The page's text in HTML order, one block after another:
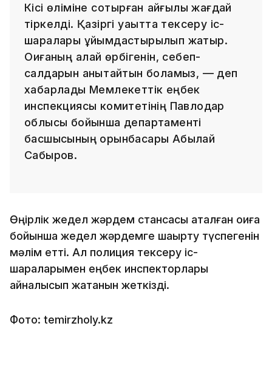
Кісі өліміне соқтырған қайғылы жағдай
тіркелді. Қазіргі уақытта тексеру іс-
шаралары ұйымдастырылып жатыр.
Оқиғаның қалай өрбігенін, себеп-
салдарын анықтайтын боламыз, — деп
хабарлады Мемлекеттік еңбек
инспекциясы комитетінің Павлодар
облысы бойынша департаменті
басшысының орынбасары Абылай
Сабыров.
Өңірлік жедел жәрдем стансасы аталған оқиға
бойынша жедел жәрдемге шақырту түспегенін
мәлім етті. Ал полиция тексеру іс-
шараларымен еңбек инспекторлары
айналысып жатқанын жеткізді.
Фото: temirzholy.kz